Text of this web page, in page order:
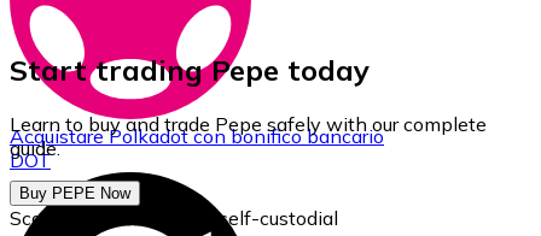
AcquistarePolkadotcon bonifico bancario
DOT
Start trading Pepe today
Learn to buy and trade Pepe safely with our complete
guide.
Buy PEPE Now
Scarica il nostro Wallet self-custodial